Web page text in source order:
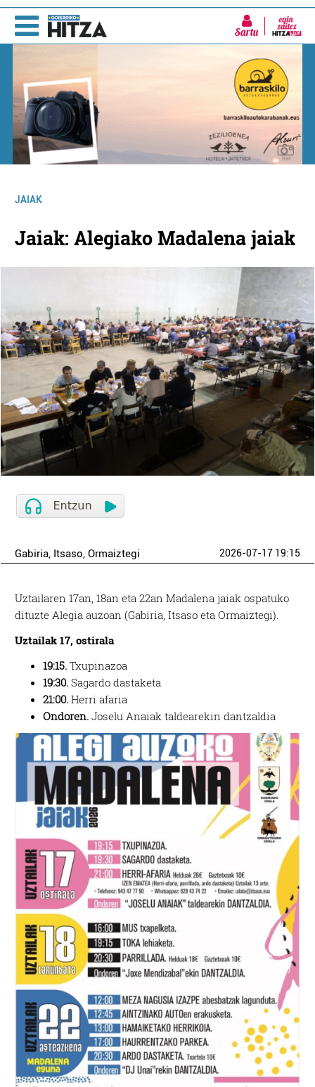
Sartu
JAIAK
Jaiak: Alegiako Madalena jaiak
Gabiria, Itsaso, Ormaiztegi 2026-07-17 19:15
Uztailaren 17an, 18an eta 22an Madalena jaiak ospatuko
dituzte Alegia auzoan (Gabiria, Itsaso eta Ormaiztegi).
Uztailak 17, ostirala
19:15. Txupinazoa
19:30. Sagardo dastaketa
21:00. Herri afaria
Ondoren. Joselu Anaiak taldearekin dantzaldia